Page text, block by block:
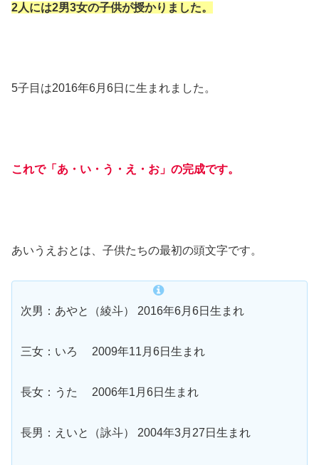
2人には2男3女の子供が授かりました。
5子目は2016年6月6日に生まれました。
これで「あ・い・う・え・お」の完成です。
あいうえおとは、子供たちの最初の頭文字です。
次男：あやと（綾斗） 2016年6月6日生まれ
三女：いろ 2009年11月6日生まれ
長女：うた 2006年1月6日生まれ
長男：えいと（詠斗） 2004年3月27日生まれ